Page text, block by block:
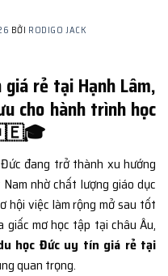
BỞI RODIGO JACK
rẻ tại Hạnh Lâm,
cho hành trình học
🇩🇪🎓
đang trở thành xu hướng
nhờ chất lượng giáo dục
hội việc làm rộng mở sau tốt
giấc mơ học tập tại châu Âu,
học Đức uy tín giá rẻ tại
quan trọng.